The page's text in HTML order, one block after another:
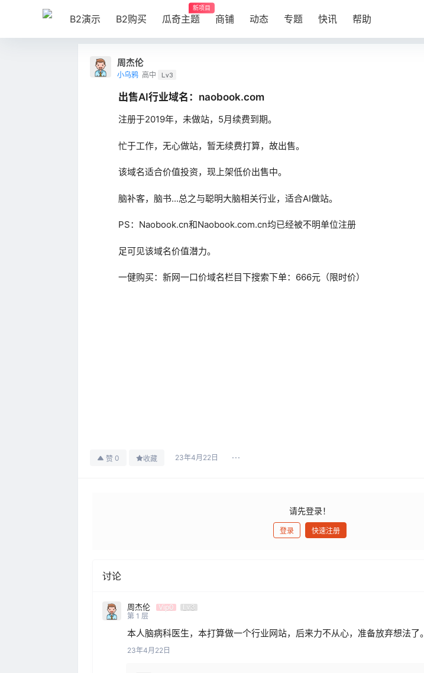
B2演示 B2购买 瓜奇主题
新项目
商铺 动态 专题 快讯 帮助
周杰伦
小乌鸦 高中 Lv3
出售AI行业域名：naobook.com
注册于2019年，未做站，5月续费到期。
忙于工作，无心做站，暂无续费打算，故出售。
该域名适合价值投资，现上架低价出售中。
脑补客，脑书...总之与聪明大脑相关行业，适合AI做站。
PS：Naobook.cn和Naobook.com.cn均已经被不明单位注册
足可见该域名价值潜力。
一健购买：新网一口价域名栏目下搜索下单：666元（限时价）
赞 0 收藏 23年4月22日
请先登录！
登录 快速注册
讨论
周杰伦 Vip0
Lv3
第 1 层
本人脑病科医生，本打算做一个行业网站，后来力不从心，准备放弃想法了。
23年4月22日